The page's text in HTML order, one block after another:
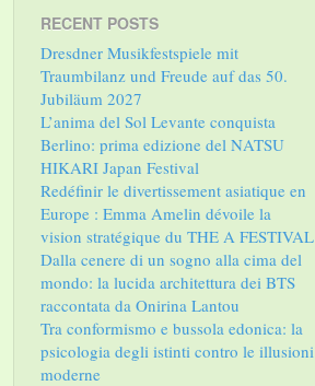
RECENT POSTS
Dresdner Musikfestspiele mit
Traumbilanz und Freude auf das 50.
Jubiläum 2027
L’anima del Sol Levante conquista
Berlino: prima edizione del NATSU
HIKARI Japan Festival
Redéfinir le divertissement asiatique en
Europe : Emma Amelin dévoile la
vision stratégique du THE A FESTIVAL
Dalla cenere di un sogno alla cima del
mondo: la lucida architettura dei BTS
raccontata da Onirina Lantou
Tra conformismo e bussola edonica: la
psicologia degli istinti contro le illusioni
moderne